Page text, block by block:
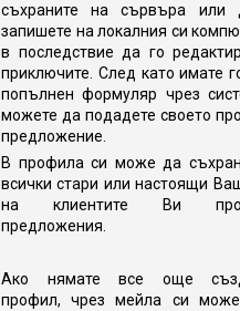
съхраните на сървъра или
запишете на локалния си
в последствие да го
приключите. След като имате
попълнен формуляр чрез
можете да подадете своето
предложение.
В профила си може да
всички стари или настоящи
на клиентите Ви
предложения.
Ако нямате все още
профил, чрез мейла си